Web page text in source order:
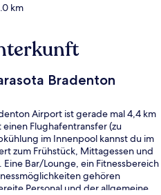
km
Bradenton
Airport ist gerade mal 4,4 km
Flughafentransfer (zu
im Innenpool kannst du im
zum Frühstück, Mittagessen und
Bar/Lounge, ein Fitnessbereich
gehören
Personal und der allgemeine